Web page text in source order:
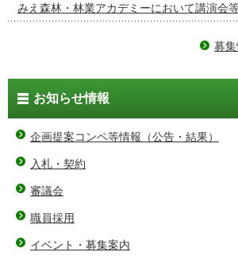
みえ森林・林業アカデミーにおいて講演会
募
お知らせ情報
企画提案コンペ等情報（公告・結果）
入札・契約
審議会
職員採用
イベント・募集案内